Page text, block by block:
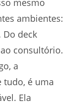
ambientes:
Do deck
consultório.
a
tudo, é uma
Ela